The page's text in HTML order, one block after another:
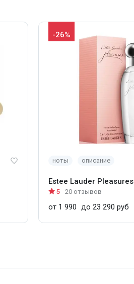
-26%
ноты описание
Estee Lauder Pleasures
5 20 отзывов
от 1 990 до 23 290 руб